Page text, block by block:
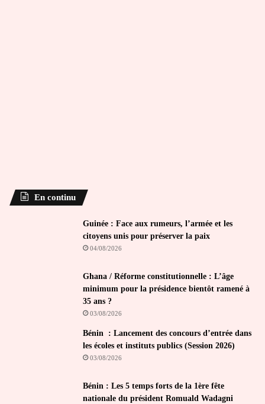
En continu
Guinée : Face aux rumeurs, l’armée et les
citoyens unis pour préserver la paix
04/08/2026
Ghana / Réforme constitutionnelle : L’âge
minimum pour la présidence bientôt ramené à
35 ans ?
03/08/2026
Bénin : Lancement des concours d’entrée dans
les écoles et instituts publics (Session 2026)
03/08/2026
Bénin : Les 5 temps forts de la 1ère fête
nationale du président Romuald Wadagni